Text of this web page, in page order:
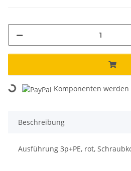
Loading... Komponenten werden
Beschreibung
Ausführung 3p+PE, rot,